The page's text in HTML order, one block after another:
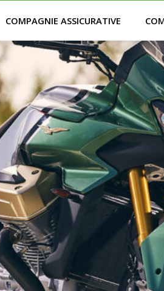
COMPAGNIE ASSICURATIVE